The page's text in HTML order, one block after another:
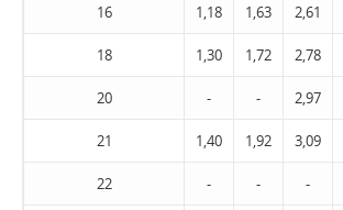
16 1,18 1,63 2,61
18 1,30 1,72 2,78
20 - - 2,97
21 1,40 1,92 3,09
22 - - -